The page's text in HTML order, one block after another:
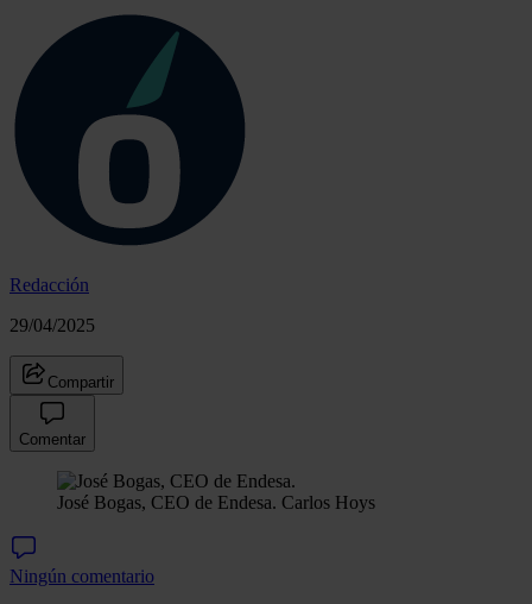
Redacción
29/04/2025
Compartir
Comentar
José Bogas, CEO de Endesa. Carlos Hoys
Ningún comentario